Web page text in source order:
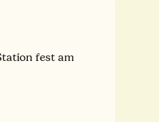
fest am